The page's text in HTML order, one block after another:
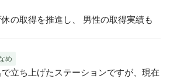
の取得を推進し、 男性の取得実績も
め
立ち上げたステーションですが、現在